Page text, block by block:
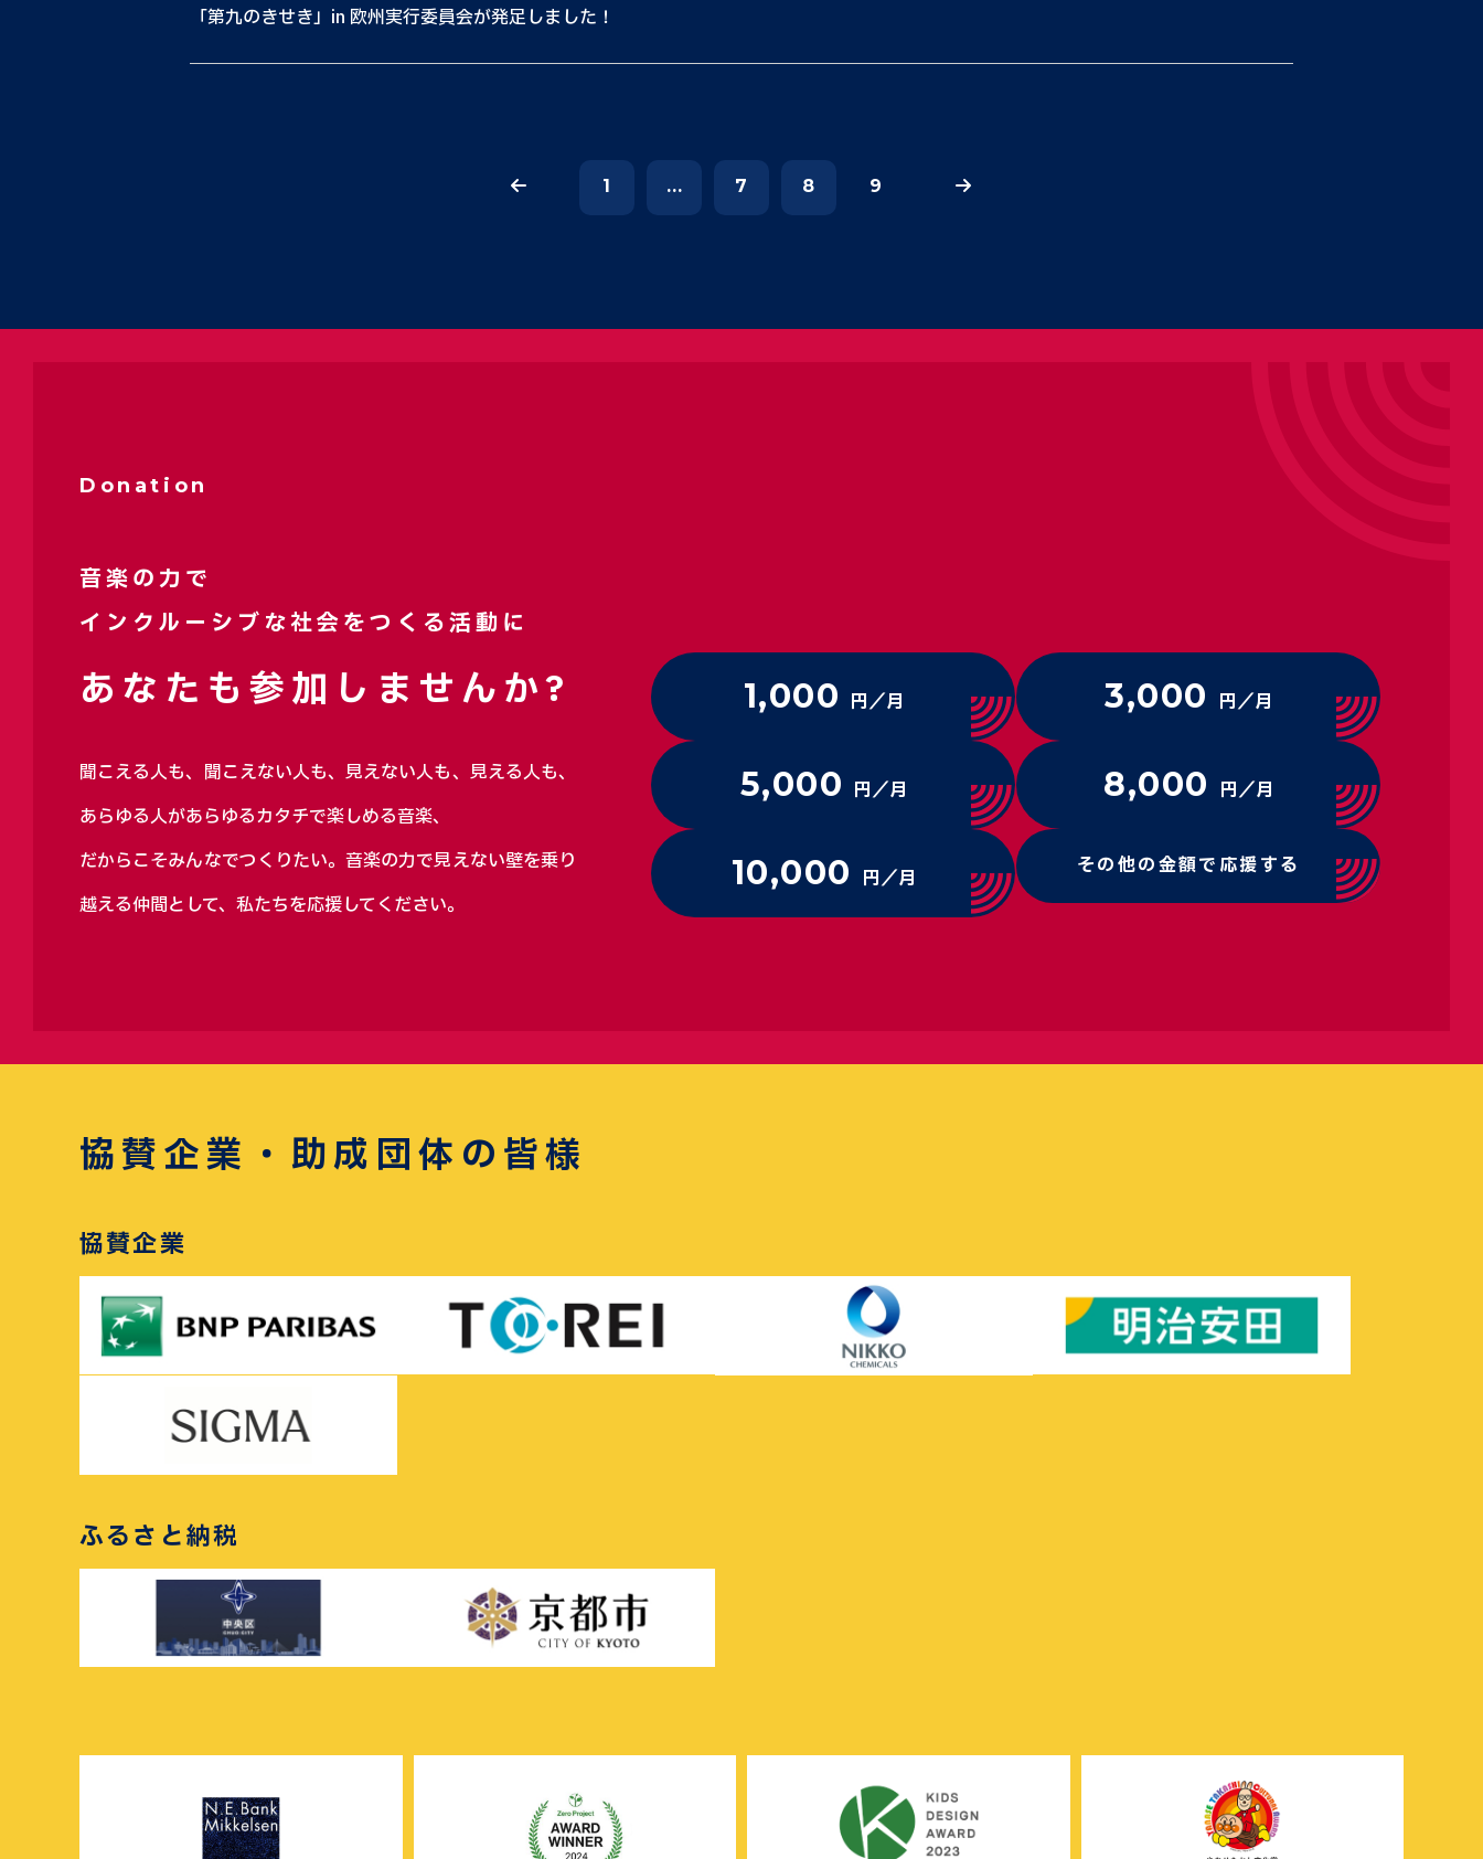
「第九のきせき」in 欧州実行委員会が発足しました！
1 ... 7 8 9
Donation
音楽の力で
インクルーシブな社会をつくる活動に
あなたも参加しませんか?
聞こえる人も、聞こえない人も、見えない人も、見える人も、
あらゆる人があらゆるカタチで楽しめる音楽、
だからこそみんなでつくりたい。音楽の力で見えない壁を乗り
越える仲間として、私たちを応援してください。
1,000 円／月 3,000 円／月
5,000 円／月 8,000 円／月
10,000 円／月 その他の金額で応援する
協賛企業・助成団体の皆様
協賛企業
ふるさと納税